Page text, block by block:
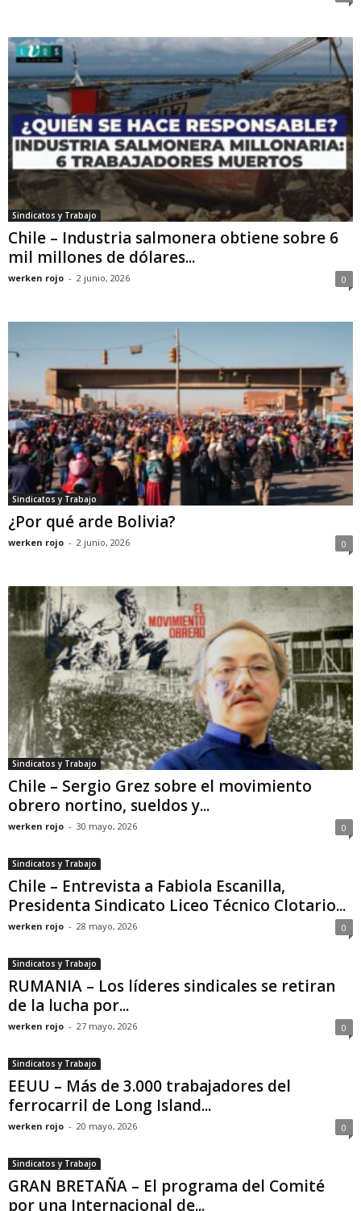
Sindicatos y Trabajo
Chile – Industria salmonera obtiene sobre 6
mil millones de dólares...
werken rojo - 2 junio, 2026 0
Sindicatos y Trabajo
¿Por qué arde Bolivia?
werken rojo - 2 junio, 2026 0
Sindicatos y Trabajo
Chile – Sergio Grez sobre el movimiento
obrero nortino, sueldos y...
werken rojo - 30 mayo, 2026 0
Sindicatos y Trabajo
Chile – Entrevista a Fabiola Escanilla,
Presidenta Sindicato Liceo Técnico Clotario...
werken rojo - 28 mayo, 2026 0
Sindicatos y Trabajo
RUMANIA – Los líderes sindicales se retiran
de la lucha por...
werken rojo - 27 mayo, 2026 0
Sindicatos y Trabajo
EEUU – Más de 3.000 trabajadores del
ferrocarril de Long Island...
werken rojo - 20 mayo, 2026 0
Sindicatos y Trabajo
GRAN BRETAÑA – El programa del Comité
por una Internacional de...